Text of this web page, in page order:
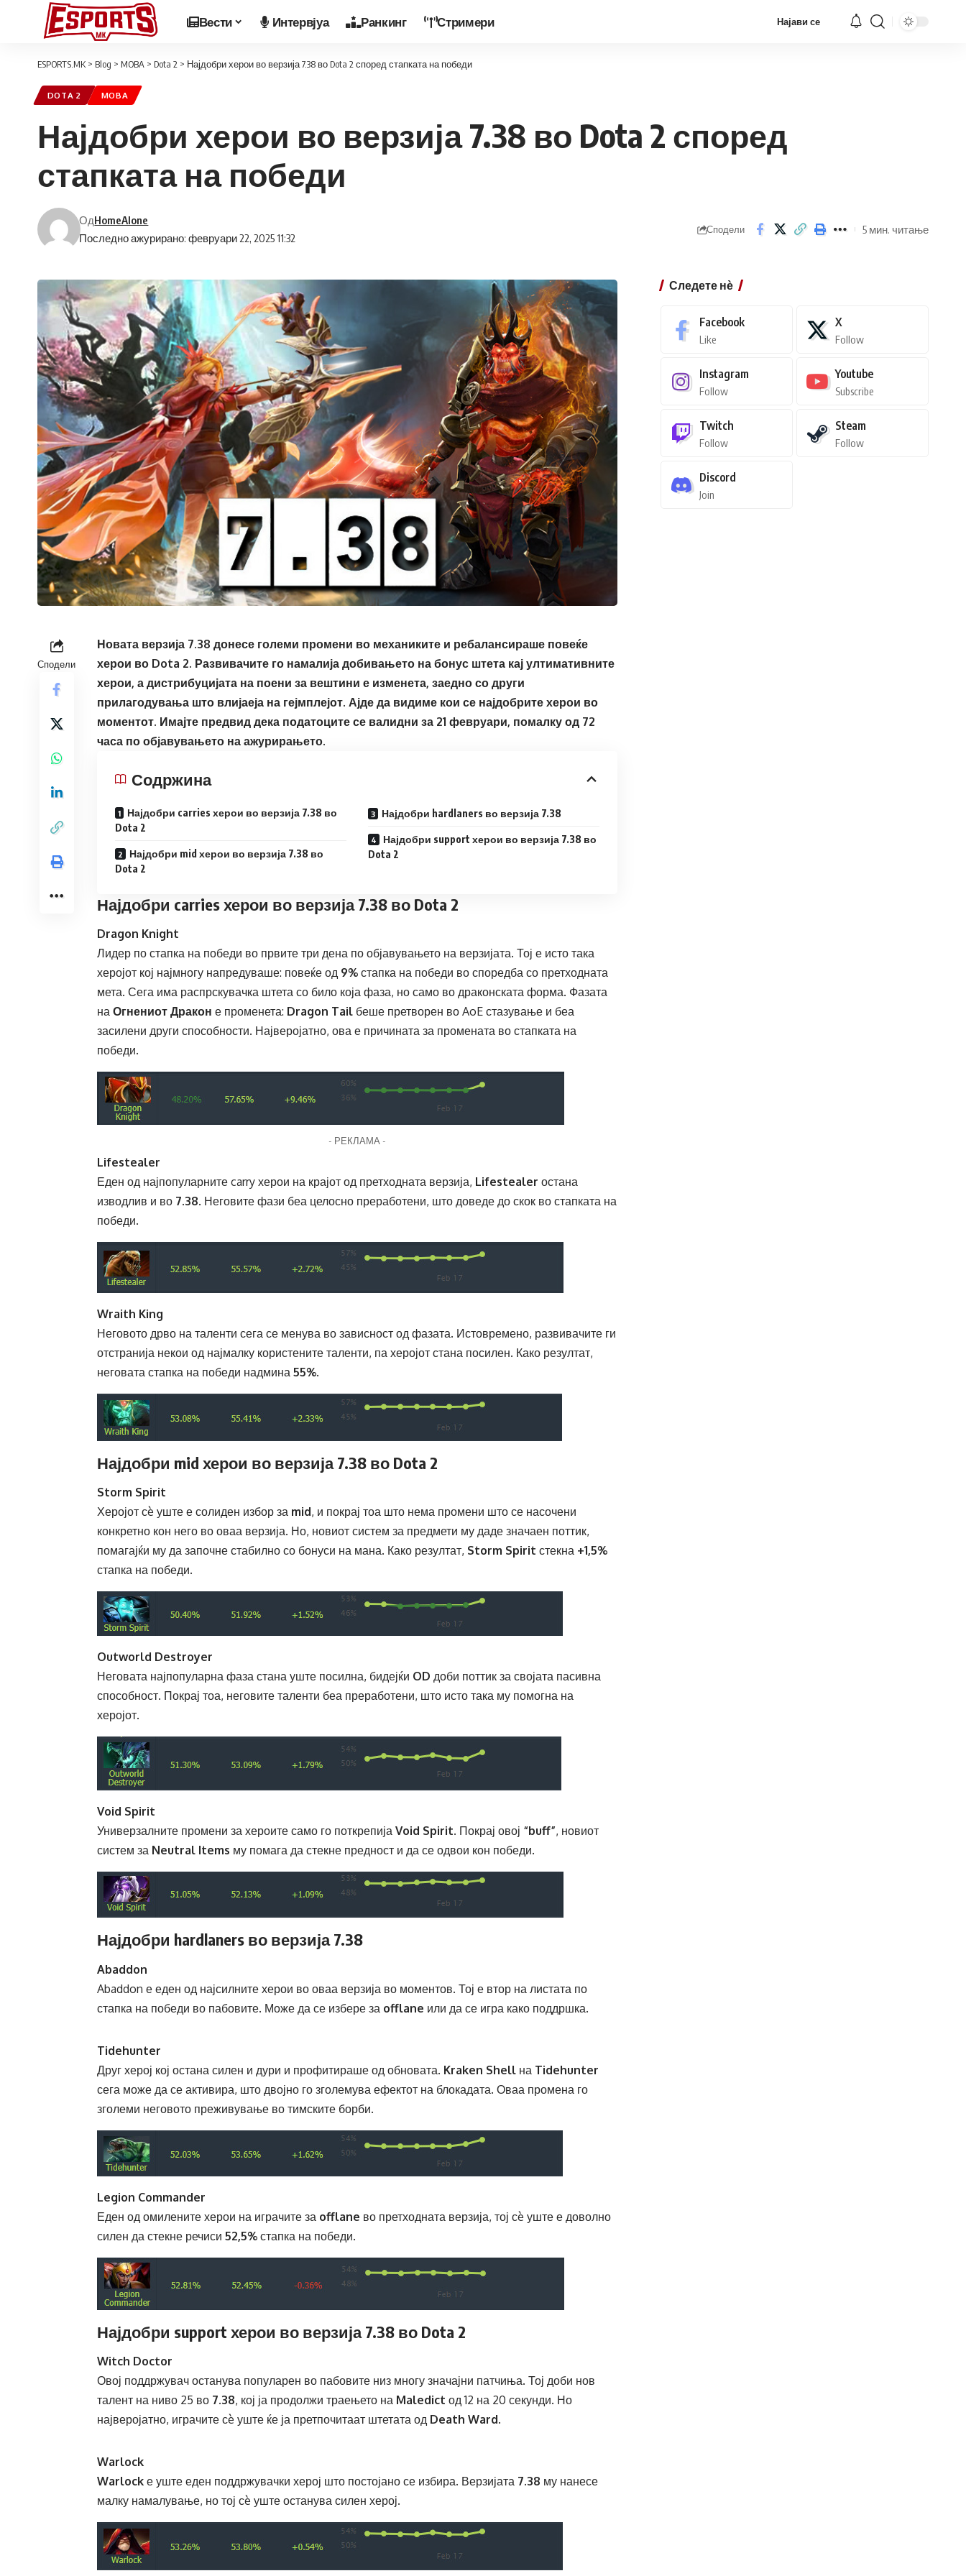
Вести Интервјуа Ранкинг Стримери Најави се
ESPORTS.MK > Blog > MOBA > Dota 2 > Најдобри херои во верзија 7.38 во Dota 2 според стапката на победи
DOTA 2 MOBA
Најдобри херои во верзија 7.38 во Dota 2 според
стапката на победи
Последно ажурирано: февруари 22, 2025 11:32
ОдHomeAlone
Сподели 5 мин. читање
Сподели
Новата верзија 7.38 донесе големи промени во механиките и ребалансираше повеќе
херои во Dota 2. Развивачите го намалија добивањето на бонус штета кај ултимативните
херои, а дистрибуцијата на поени за вештини е изменета, заедно со други
прилагодувања што влијаеја на гејмплејот. Ајде да видиме кои се најдобрите херои во
моментот. Имајте предвид дека податоците се валидни за 21 февруари, помалку од 72
часа по објавувањето на ажурирањето.
Содржина
Најдобри carries херои во верзија 7.38 во
Dota 2
Најдобри mid херои во верзија 7.38 во
Dota 2
Најдобри hardlaners во верзија 7.38
Најдобри support херои во верзија 7.38 во
Dota 2
Најдобри carries херои во верзија 7.38 во Dota 2
Dragon Knight
Лидер по стапка на победи во првите три дена по објавувањето на верзијата. Тој е исто така
херојот кој најмногу напредуваше: повеќе од 9% стапка на победи во споредба со претходната
мета. Сега има распрскувачка штета со било која фаза, но само во драконската форма. Фазата
на Огнениот Дракон е променета: Dragon Tail беше претворен во AoE стазување и беа
засилени други способности. Најверојатно, ова е причината за промената во стапката на
победи.
- РЕКЛАМА -
Lifestealer
Еден од најпопуларните carry херои на крајот од претходната верзија, Lifestealer остана
изводлив и во 7.38. Неговите фази беа целосно преработени, што доведе до скок во стапката на
победи.
Wraith King
Неговото дрво на таленти сега се менува во зависност од фазата. Истовремено, развивачите ги
отстранија некои од најмалку користените таленти, па херојот стана посилен. Како резултат,
неговата стапка на победи надмина 55%.
Најдобри mid херои во верзија 7.38 во Dota 2
Storm Spirit
Херојот сè уште е солиден избор за mid, и покрај тоа што нема промени што се насочени
конкретно кон него во оваа верзија. Но, новиот систем за предмети му даде значаен поттик,
помагајќи му да започне стабилно со бонуси на мана. Како резултат, Storm Spirit стекна +1,5%
стапка на победи.
Outworld Destroyer
Неговата најпопуларна фаза стана уште посилна, бидејќи OD доби поттик за својата пасивна
способност. Покрај тоа, неговите таленти беа преработени, што исто така му помогна на
херојот.
Void Spirit
Универзалните промени за хероите само го поткрепија Void Spirit. Покрај овој “buff”, новиот
систем за Neutral Items му помага да стекне предност и да се одвои кон победи.
Најдобри hardlaners во верзија 7.38
Abaddon
Abaddon е еден од најсилните херои во оваа верзија во моментов. Тој е втор на листата по
стапка на победи во пабовите. Може да се избере за offlane или да се игра како поддршка.
Tidehunter
Друг херој кој остана силен и дури и профитираше од обновата. Kraken Shell на Tidehunter
сега може да се активира, што двојно го зголемува ефектот на блокадата. Оваа промена го
зголеми неговото преживување во тимските борби.
Legion Commander
Еден од омилените херои на играчите за offlane во претходната верзија, тој сè уште е доволно
силен да стекне речиси 52,5% стапка на победи.
Најдобри support херои во верзија 7.38 во Dota 2
Witch Doctor
Овој поддржувач останува популарен во пабовите низ многу значајни патчиња. Тој доби нов
талент на ниво 25 во 7.38, кој ја продолжи траењето на Maledict од 12 на 20 секунди. Но
најверојатно, играчите сè уште ќе ја претпочитаат штетата од Death Ward.
Warlock
Warlock е уште еден поддржувачки херој што постојано се избира. Верзијата 7.38 му нанесе
малку намалување, но тој сè уште останува силен херој.
Следете нѐ
Facebook
Like
X
Follow
Instagram
Follow
Youtube
Subscribe
Twitch
Follow
Steam
Follow
Discord
Join